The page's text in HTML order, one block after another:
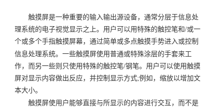
触摸屏是一种重要的输入输出源设备，通常分层于信息处
理系统的电子视觉显示之上。用户可以用特殊的触控笔和/或一
个或多个手指触摸屏幕，通过简单或多点触摸手势进入或控制
信息处理系统。一些触摸屏使用普通或特殊涂层的手套来工
作，而另一些则只使用特殊的触控笔/钢笔。用户可以使用触摸
屏对显示内容做出反应，并控制显示方式;例如，缩放以增加文
本大小。
触摸屏使用户能够直接与所显示的内容进行交互，而不是